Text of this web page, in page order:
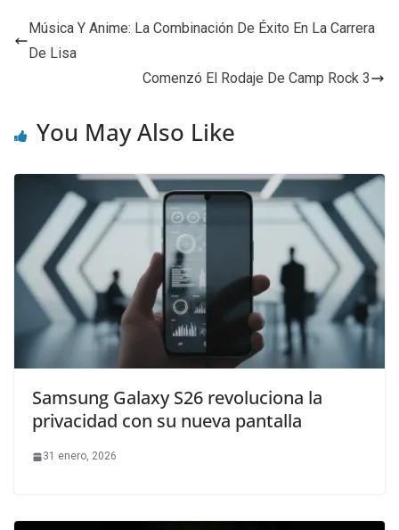
Música Y Anime: La Combinación De Éxito En La Carrera
De Lisa
Comenzó El Rodaje De Camp Rock 3
You May Also Like
Samsung Galaxy S26 revoluciona la
privacidad con su nueva pantalla
31 enero, 2026